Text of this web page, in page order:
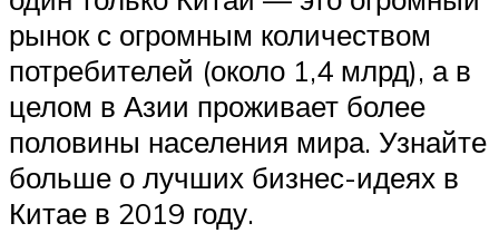
рынок с огромным количеством
потребителей (около 1,4 млрд), а в
целом в Азии проживает более
половины населения мира. Узнайте
больше о лучших бизнес-идеях в
Китае в 2019 году.